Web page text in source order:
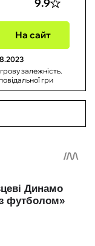
9.9
На сайт
залежність.
гри